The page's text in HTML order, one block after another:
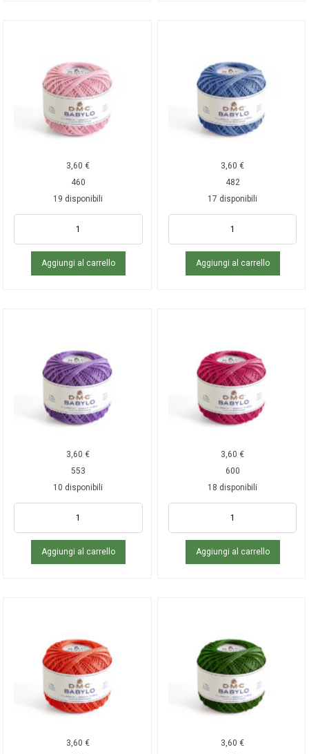
3,60€
460
19 disponibili
Aggiungi al carrello
3,60€
482
17 disponibili
Aggiungi al carrello
3,60€
553
10 disponibili
Aggiungi al carrello
3,60€
600
18 disponibili
Aggiungi al carrello
3,60€
3,60€